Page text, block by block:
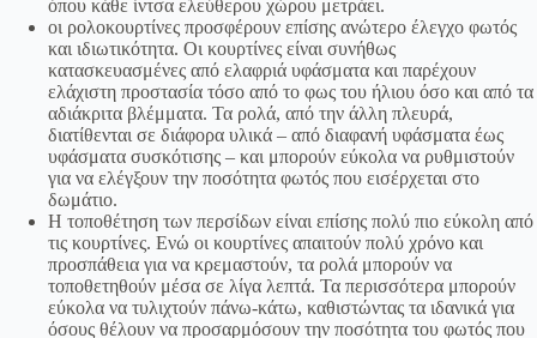
όπου κάθε ίντσα ελεύθερου χώρου μετράει.
οι ρολοκουρτίνες προσφέρουν επίσης ανώτερο έλεγχο φωτός
και ιδιωτικότητα. Οι κουρτίνες είναι συνήθως
κατασκευασμένες από ελαφριά υφάσματα και παρέχουν
ελάχιστη προστασία τόσο από το φως του ήλιου όσο και από τα
αδιάκριτα βλέμματα. Τα ρολά, από την άλλη πλευρά,
διατίθενται σε διάφορα υλικά – από διαφανή υφάσματα έως
υφάσματα συσκότισης – και μπορούν εύκολα να ρυθμιστούν
για να ελέγξουν την ποσότητα φωτός που εισέρχεται στο
δωμάτιο.
Η τοποθέτηση των περσίδων είναι επίσης πολύ πιο εύκολη από
τις κουρτίνες. Ενώ οι κουρτίνες απαιτούν πολύ χρόνο και
προσπάθεια για να κρεμαστούν, τα ρολά μπορούν να
τοποθετηθούν μέσα σε λίγα λεπτά. Τα περισσότερα μπορούν
εύκολα να τυλιχτούν πάνω-κάτω, καθιστώντας τα ιδανικά για
όσους θέλουν να προσαρμόσουν την ποσότητα του φωτός που